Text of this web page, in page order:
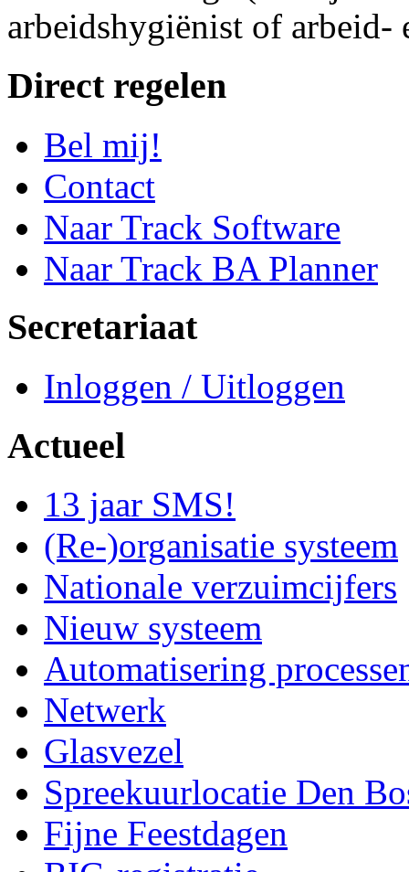
arbeidshygiënist of arbeid-
Direct regelen
Bel mij!
Contact
Naar Track Software
Naar Track BA Planner
Secretariaat
Inloggen / Uitloggen
Actueel
13 jaar SMS!
(Re-)organisatie systeem
Nationale verzuimcijfers
Nieuw systeem
Automatisering
Netwerk
Glasvezel
Spreekuurlocatie Den
Fijne Feestdagen